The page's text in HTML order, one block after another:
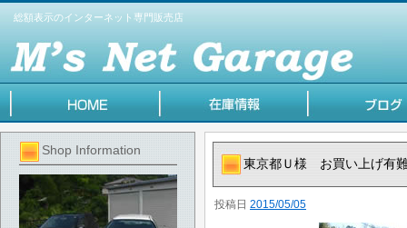
総額表示のインターネット専門販売店
Shop Information
東京都Ｕ様 お買い上げ有
投稿日 2015/05/05